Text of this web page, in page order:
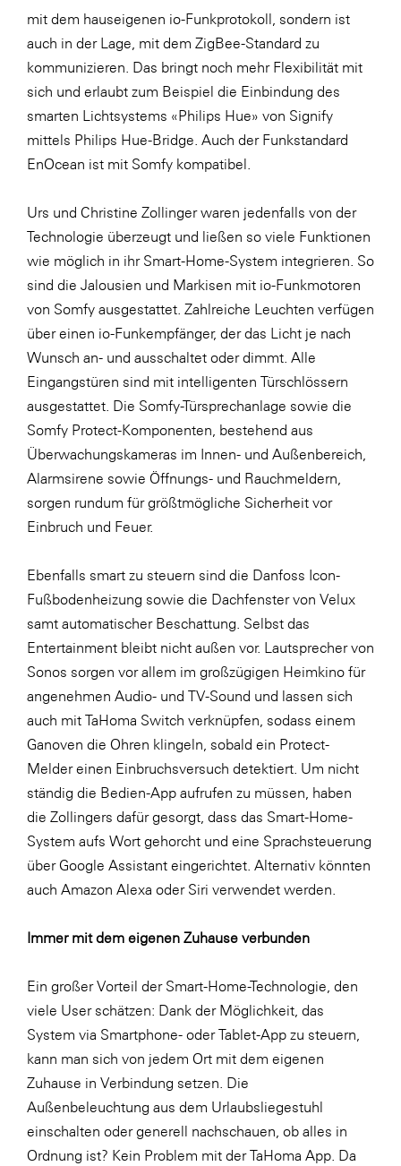
mit dem hauseigenen io-Funkprotokoll, sondern ist
auch in der Lage, mit dem ZigBee-Standard zu
kommunizieren. Das bringt noch mehr Flexibilität mit
sich und erlaubt zum Beispiel die Einbindung des
smarten Lichtsystems «Philips Hue» von Signify
mittels Philips Hue-Bridge. Auch der Funkstandard
EnOcean ist mit Somfy kompatibel.
Urs und Christine Zollinger waren jedenfalls von der
Technologie überzeugt und ließen so viele Funktionen
wie möglich in ihr Smart-Home-System integrieren. So
sind die Jalousien und Markisen mit io-Funkmotoren
von Somfy ausgestattet. Zahlreiche Leuchten verfügen
über einen io-Funkempfänger, der das Licht je nach
Wunsch an- und ausschaltet oder dimmt. Alle
Eingangstüren sind mit intelligenten Türschlössern
ausgestattet. Die Somfy-Türsprechanlage sowie die
Somfy Protect-Komponenten, bestehend aus
Überwachungskameras im Innen- und Außenbereich,
Alarmsirene sowie Öffnungs- und Rauchmeldern,
sorgen rundum für größtmögliche Sicherheit vor
Einbruch und Feuer.
Ebenfalls smart zu steuern sind die Danfoss Icon-
Fußbodenheizung sowie die Dachfenster von Velux
samt automatischer Beschattung. Selbst das
Entertainment bleibt nicht außen vor. Lautsprecher von
Sonos sorgen vor allem im großzügigen Heimkino für
angenehmen Audio- und TV-Sound und lassen sich
auch mit TaHoma Switch verknüpfen, sodass einem
Ganoven die Ohren klingeln, sobald ein Protect-
Melder einen Einbruchsversuch detektiert. Um nicht
ständig die Bedien-App aufrufen zu müssen, haben
die Zollingers dafür gesorgt, dass das Smart-Home-
System aufs Wort gehorcht und eine Sprachsteuerung
über Google Assistant eingerichtet. Alternativ könnten
auch Amazon Alexa oder Siri verwendet werden.
Immer mit dem eigenen Zuhause verbunden
Ein großer Vorteil der Smart-Home-Technologie, den
viele User schätzen: Dank der Möglichkeit, das
System via Smartphone- oder Tablet-App zu steuern,
kann man sich von jedem Ort mit dem eigenen
Zuhause in Verbindung setzen. Die
Außenbeleuchtung aus dem Urlaubsliegestuhl
einschalten oder generell nachschauen, ob alles in
Ordnung ist? Kein Problem mit der TaHoma App. Da